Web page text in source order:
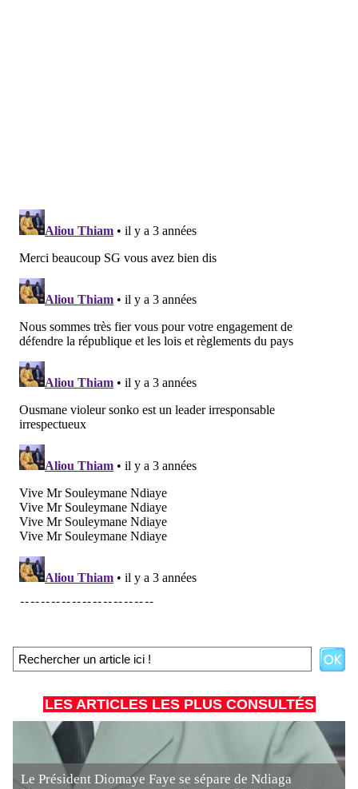
LES ARTICLES LES PLUS CONSULTÉS
Le Président Diomaye Faye se sépare de Ndiaga